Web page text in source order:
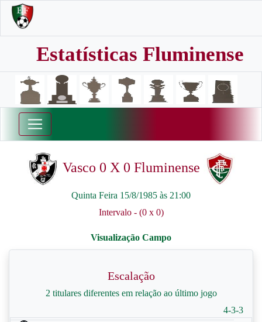
Estatísticas Fluminense
Vasco 0 X 0 Fluminense
Quinta Feira 15/8/1985 às 21:00
Intervalo - (0 x 0)
Escalação
2 titulares diferentes em relação ao último jogo
4-3-3